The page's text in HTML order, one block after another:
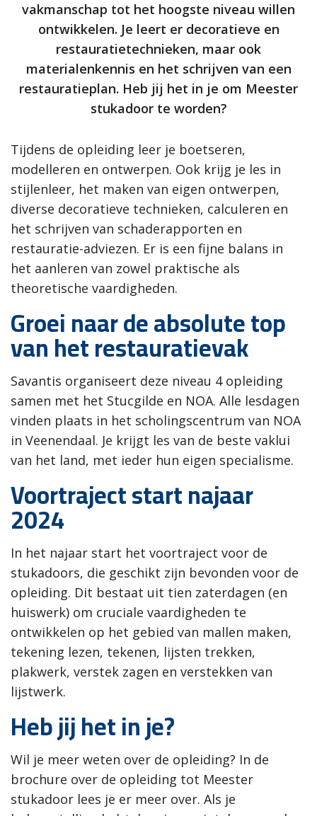
vakmanschap tot het hoogste niveau willen
ontwikkelen. Je leert er decoratieve en
restauratietechnieken, maar ook
materialenkennis en het schrijven van een
restauratieplan. Heb jij het in je om Meester
stukadoor te worden?
Tijdens de opleiding leer je boetseren,
modelleren en ontwerpen. Ook krijg je les in
stijlenleer, het maken van eigen ontwerpen,
diverse decoratieve technieken, calculeren en
het schrijven van schaderapporten en
restauratie-adviezen. Er is een fijne balans in
het aanleren van zowel praktische als
theoretische vaardigheden.
Groei naar de absolute top
van het restauratievak
Savantis organiseert deze niveau 4 opleiding
samen met het Stucgilde en NOA. Alle lesdagen
vinden plaats in het scholingscentrum van NOA
in Veenendaal. Je krijgt les van de beste vaklui
van het land, met ieder hun eigen specialisme.
Voortraject start najaar
2024
In het najaar start het voortraject voor de
stukadoors, die geschikt zijn bevonden voor de
opleiding. Dit bestaat uit tien zaterdagen (en
huiswerk) om cruciale vaardigheden te
ontwikkelen op het gebied van mallen maken,
tekening lezen, tekenen, lijsten trekken,
plakwerk, verstek zagen en verstekken van
lijstwerk.
Heb jij het in je?
Wil je meer weten over de opleiding? In de
brochure over de opleiding tot Meester
stukadoor lees je er meer over. Als je